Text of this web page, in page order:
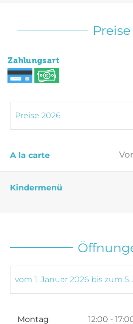
Preise
Zahlungsart
A la carte
Kindermenü
Montag 12:00 -